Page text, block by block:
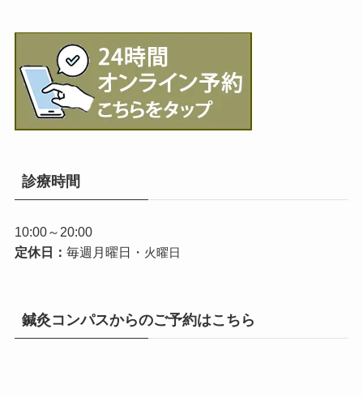
診療時間
10:00～20:00
定休日： 毎週月曜日・ 火曜日
鍼灸コンパスからのご予約はこちら